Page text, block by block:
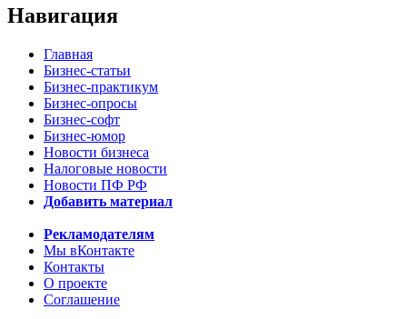
Навигация
Главная
Бизнес-статьи
Бизнес-практикум
Бизнес-опросы
Бизнес-софт
Бизнес-юмор
Новости бизнеса
Налоговые новости
Новости ПФ РФ
Добавить материал
Рекламодателям
Мы вКонтакте
Контакты
О проекте
Соглашение